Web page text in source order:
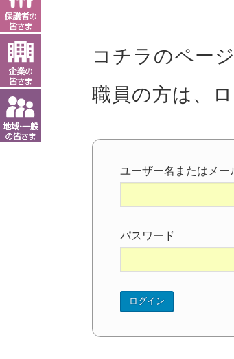
コチラのペー
職員の方は、
ユーザー名またはメー
パスワード